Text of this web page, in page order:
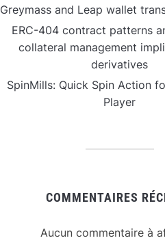
Greymass and Leap wallet
ERC-404 contract patterns
collateral management
derivatives
SpinMills: Quick Spin Action
Player
COMMENTAIRES
Aucun commentaire à